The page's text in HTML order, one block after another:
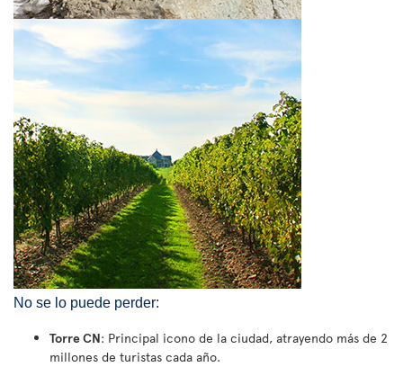
No se lo puede perder:
Torre CN: Principal icono de la ciudad, atrayendo más de 2
millones de turistas cada año.